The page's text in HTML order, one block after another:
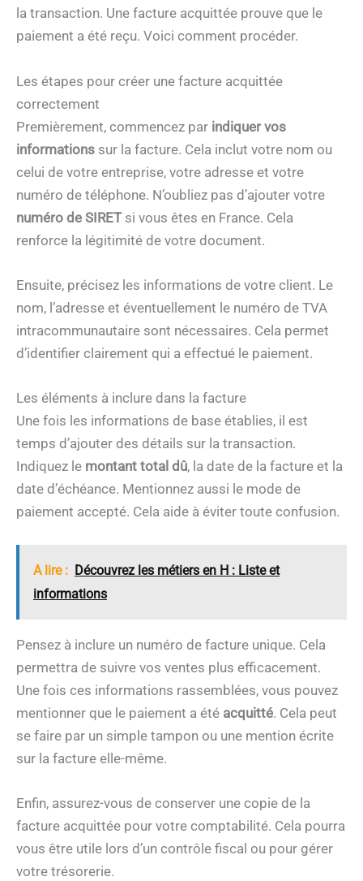
la transaction. Une facture acquittée prouve que le
paiement a été reçu. Voici comment procéder.
Les étapes pour créer une facture acquittée
correctement
Premièrement, commencez par indiquer vos
informations sur la facture. Cela inclut votre nom ou
celui de votre entreprise, votre adresse et votre
numéro de téléphone. N’oubliez pas d’ajouter votre
numéro de SIRETsi vous êtes en France. Cela
renforce la légitimité de votre document.
Ensuite, précisez les informations de votre client. Le
nom, l’adresse et éventuellement le numéro de TVA
intracommunautaire sont nécessaires. Cela permet
d’identifier clairement qui a effectué le paiement.
Les éléments à inclure dans la facture
Une fois les informations de base établies, il est
temps d’ajouter des détails sur la transaction.
Indiquez le montant total dû, la date de la facture et la
date d’échéance. Mentionnez aussi le mode de
paiement accepté. Cela aide à éviter toute confusion.
A lire : Découvrez les métiers en H : Liste et
informations
Pensez à inclure un numéro de facture unique. Cela
permettra de suivre vos ventes plus efficacement.
Une fois ces informations rassemblées, vous pouvez
mentionner que le paiement a été acquitté. Cela peut
se faire par un simple tampon ou une mention écrite
sur la facture elle-même.
Enfin, assurez-vous de conserver une copie de la
facture acquittée pour votre comptabilité. Cela pourra
vous être utile lors d’un contrôle fiscal ou pour gérer
votre trésorerie.